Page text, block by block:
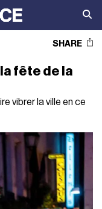
SHARE
fête de la
vibrer la ville en ce